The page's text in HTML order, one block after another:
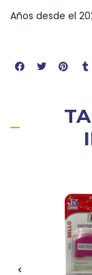
Años desde el